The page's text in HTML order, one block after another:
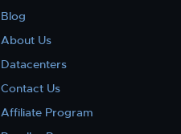
Blog
About Us
Datacenters
Contact Us
Affiliate Program